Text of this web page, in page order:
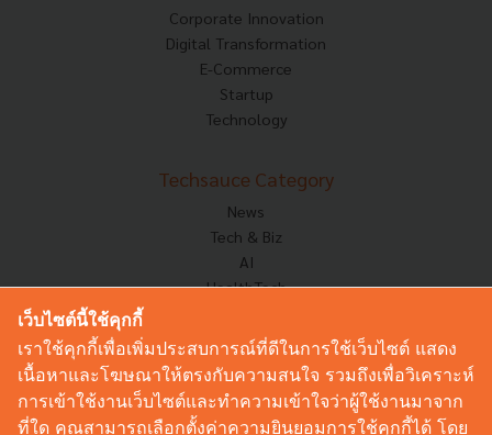
Corporate Innovation
Digital Transformation
E-Commerce
Startup
Technology
Techsauce Category
News
Tech & Biz
AI
HealthTech
Corp Innov
Saucy Thoughts
Based On
Sustainable
เว็บไซต์นี้ใช้คุกกี้
เราใช้คุกกี้เพื่อเพิ่มประสบการณ์ที่ดีในการใช้เว็บไซต์ แสดง
เนื้อหาและโฆษณาให้ตรงกับความสนใจ รวมถึงเพื่อวิเคราะห์
การเข้าใช้งานเว็บไซต์และทำความเข้าใจว่าผู้ใช้งานมาจาก
ที่ใด คุณสามารถเลือกตั้งค่าความยินยอมการใช้คุกกี้ได้ โดย